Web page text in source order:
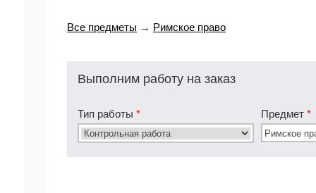
Все предметы → Римское право
Выполним работу на заказ
Тип работы * Предмет *